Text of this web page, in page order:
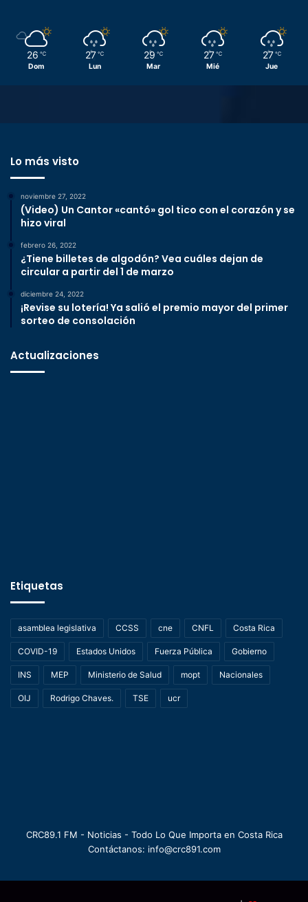
26 ℃
Dom
27 ℃
Lun
29 ℃
Mar
27 ℃
Mié
27 ℃
Jue
Lo más visto
noviembre 27, 2022
(Video) Un Cantor «cantó» gol tico con el corazón y se
hizo viral
febrero 26, 2022
¿Tiene billetes de algodón? Vea cuáles dejan de
circular a partir del 1 de marzo
diciembre 24, 2022
¡Revise su lotería! Ya salió el premio mayor del primer
sorteo de consolación
Actualizaciones
Etiquetas
asamblea legislativa CCSS cne CNFL Costa Rica
COVID-19 Estados Unidos Fuerza Pública Gobierno
INS MEP Ministerio de Salud mopt Nacionales
OIJ Rodrigo Chaves. TSE ucr
CRC89.1 FM - Noticias - Todo Lo Que Importa en Costa Rica
Contáctanos: info@crc891.com